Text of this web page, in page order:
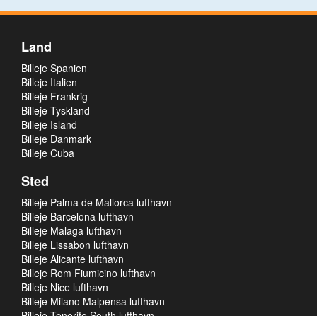
Land
Billeje Spanien
Billeje Italien
Billeje Frankrig
Billeje Tyskland
Billeje Island
Billeje Danmark
Billeje Cuba
Sted
Billeje Palma de Mallorca lufthavn
Billeje Barcelona lufthavn
Billeje Malaga lufthavn
Billeje Lissabon lufthavn
Billeje Alicante lufthavn
Billeje Rom Fiumicino lufthavn
Billeje Nice lufthavn
Billeje Milano Malpensa lufthavn